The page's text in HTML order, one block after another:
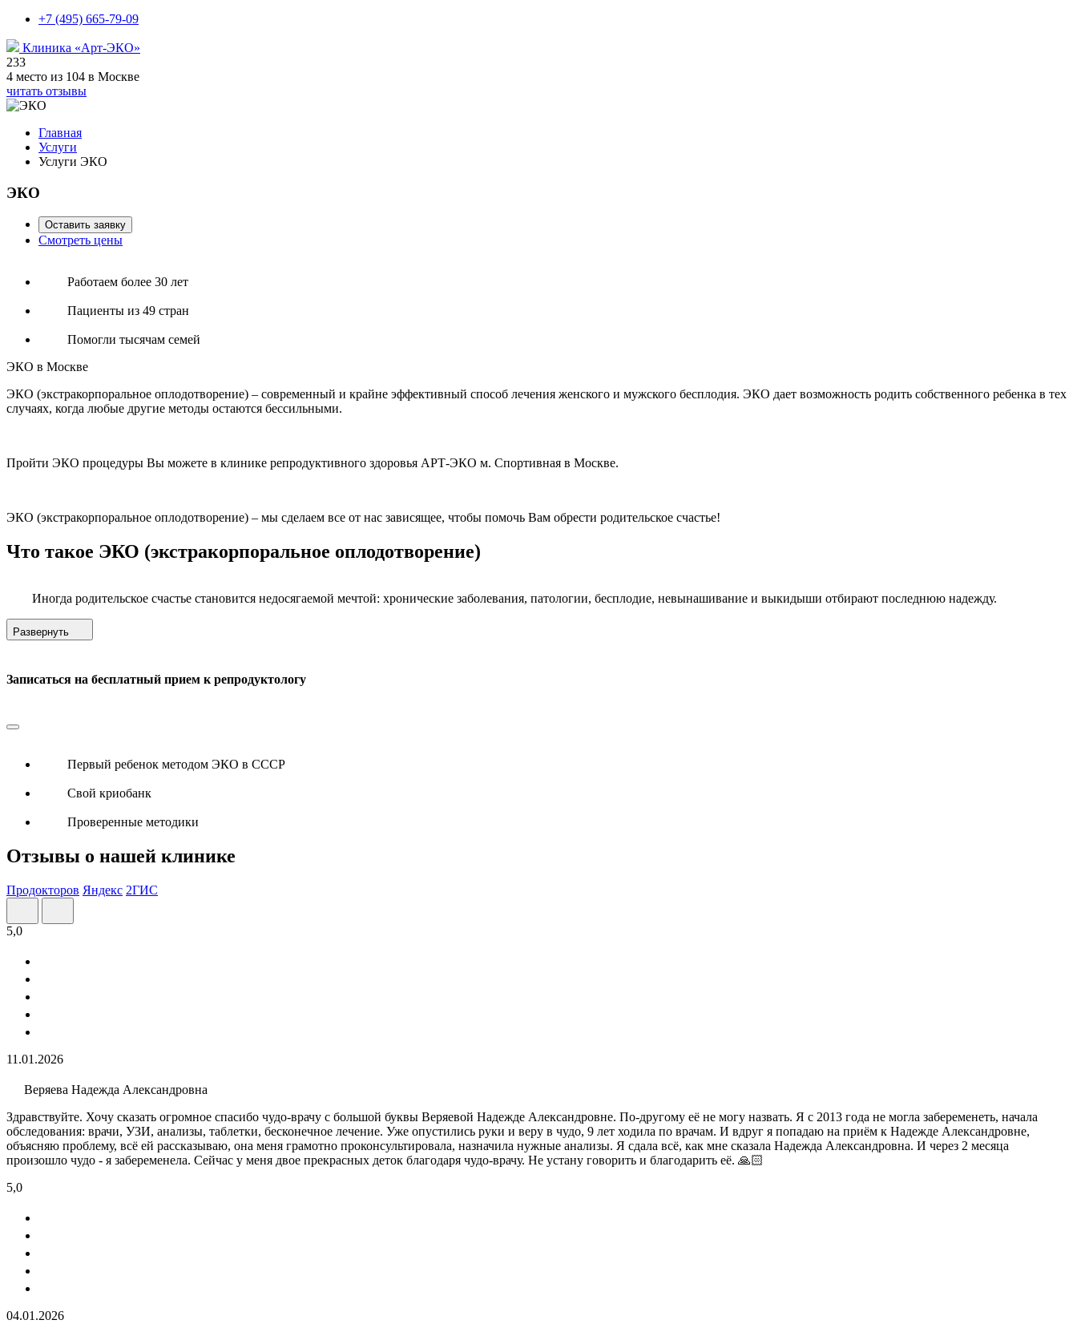
+7 (495) 665-79-09
Клиника «Арт-ЭКО»
233
4 место из 104 в Москве
читать отзывы
Главная
Услуги
Услуги ЭКО
ЭКО
Оставить заявку
Смотреть цены
Работаем более 30 лет
Пациенты из 49 стран
Помогли тысячам семей
ЭКО в Москве
ЭКО (экстракорпоральное оплодотворение) – современный и крайне эффективный способ лечения женского и мужского бесплодия. ЭКО дает возможность родить собственного ребенка в тех
случаях, когда любые другие методы остаются бессильными.
Пройти ЭКО процедуры Вы можете в клинике репродуктивного здоровья АРТ-ЭКО м. Спортивная в Москве.
ЭКО (экстракорпоральное оплодотворение) – мы сделаем все от нас зависящее, чтобы помочь Вам обрести родительское счастье!
Что такое ЭКО (экстракорпоральное оплодотворение)
Иногда родительское счастье становится недосягаемой мечтой: хронические заболевания, патологии, бесплодие, невынашивание и выкидыши отбирают последнюю надежду.
Развернуть
Записаться на бесплатный прием к репродуктологу
Первый ребенок методом ЭКО в СССР
Свой криобанк
Проверенные методики
Отзывы о нашей клинике
Продокторов Яндекс 2ГИС
5,0
11.01.2026
Веряева Надежда Александровна
Здравствуйте. Хочу сказать огромное спасибо чудо-врачу с большой буквы Веряевой Надежде Александровне. По-другому её не могу назвать. Я с 2013 года не могла забеременеть, начала
обследования: врачи, УЗИ​, анализы​, таблетки, бесконечное лечение. Уже опустились руки и веру в чудо, 9 лет ходила по врачам. И вдруг я попадаю на приём к Надежде Александровне,
объясняю проблему, всё ей рассказываю, она меня грамотно проконсультировала, назначила нужные анализы. Я сдала всё, как мне сказала Надежда Александровна. И через 2 месяца
произошло чудо - я забеременела. Сейчас у меня двое прекрасных деток благодаря чудо-врачу. Не устану говорить и благодарить её. 🙏🏻
5,0
04.01.2026